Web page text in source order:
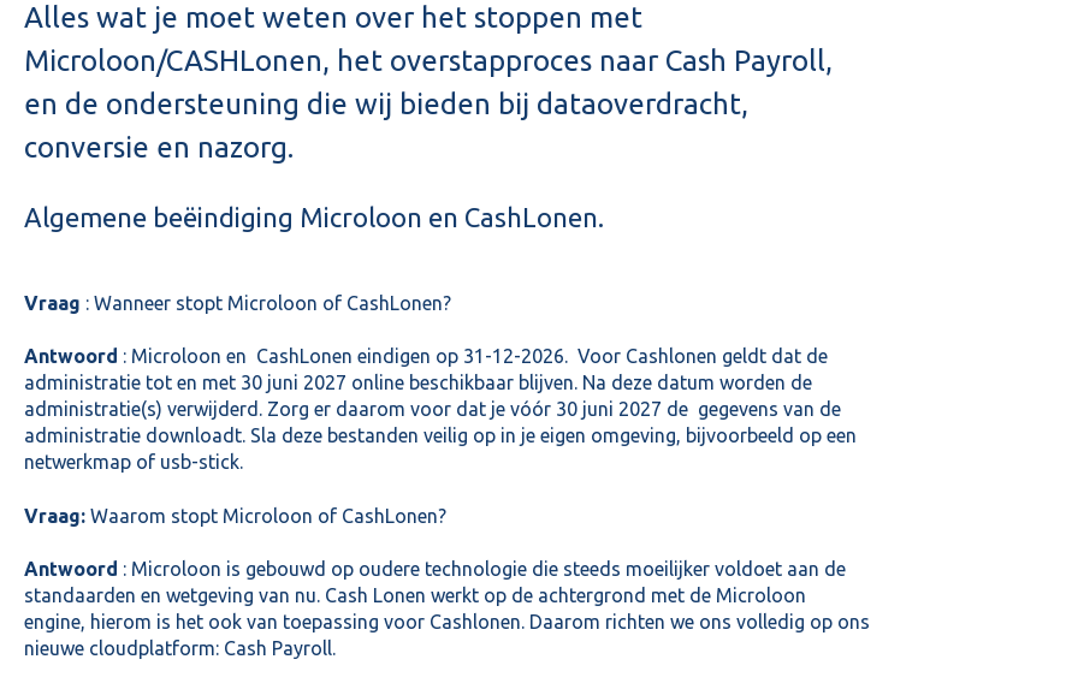
Alles wat je moet weten over het stoppen met
Microloon/CASHLonen, het overstapproces naar Cash Payroll,
en de ondersteuning die wij bieden bij dataoverdracht,
conversie en nazorg.
Algemene beëindiging Microloon en CashLonen.
Vraag : Wanneer stopt Microloon of CashLonen?
Antwoord : Microloon en CashLonen eindigen op 31-12-2026. Voor Cashlonen geldt dat de
administratie tot en met 30 juni 2027 online beschikbaar blijven. Na deze datum worden de
administratie(s) verwijderd. Zorg er daarom voor dat je vóór 30 juni 2027 de gegevens van de
administratie downloadt. Sla deze bestanden veilig op in je eigen omgeving, bijvoorbeeld op een
netwerkmap of usb-stick.
Vraag:Waarom stopt Microloon of CashLonen?
Antwoord : Microloon is gebouwd op oudere technologie die steeds moeilijker voldoet aan de
standaarden en wetgeving van nu. Cash Lonen werkt op de achtergrond met de Microloon
engine, hierom is het ook van toepassing voor Cashlonen. Daarom richten we ons volledig op ons
nieuwe cloudplatform: Cash Payroll.